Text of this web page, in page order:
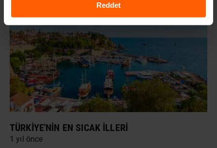
Reddet
TÜRKIYE'NIN EN SICAK İLLERI
1 yıl önce